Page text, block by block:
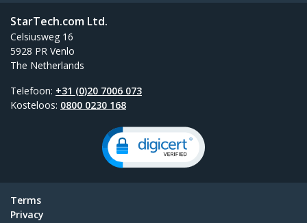
StarTech.com Ltd.
Celsiusweg 16
5928 PR Venlo
The Netherlands
Telefoon: +31 (0)20 7006 073
Kosteloos: 0800 0230 168
Terms
Privacy